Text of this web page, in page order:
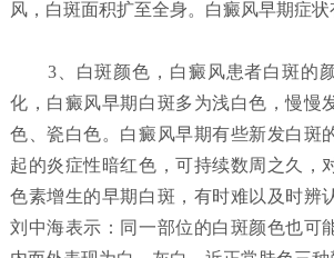
风，白斑面积扩至全身。白癜风早期症状
3、白斑颜色，白癜风患者白斑的
化，白癜风早期白斑多为浅白色，慢慢
色、瓷白色。白癜风早期有些新发白斑
起的炎症性暗红色，可持续数周之久，
色素增生的早期白斑，有时难以及时辨
刘中海表示：同一部位的白斑颜色也可